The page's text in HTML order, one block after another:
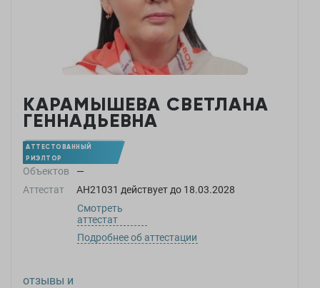
КАРАМЫШЕВА СВЕТЛАНА
ГЕННАДЬЕВНА
АТТЕСТОВАННЫЙ
РИЭЛТОР
Объектов
—
Аттестат
АН21031 действует до 18.03.2028
Смотреть
аттестат
Подробнее об аттестации
отзывы и